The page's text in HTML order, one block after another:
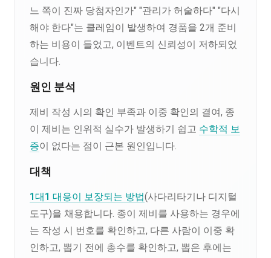
느 쪽이 진짜 당첨자인가" "관리가 허술하다" "다시
해야 한다"는 클레임이 발생하여 경품을 2개 준비
하는 비용이 들었고, 이벤트의 신뢰성이 저하되었
습니다.
원인 분석
제비 작성 시의 확인 부족과 이중 확인의 결여, 종
이 제비는 인위적 실수가 발생하기 쉽고 수학적 보
증이 없다는 점이 근본 원인입니다.
대책
1대1 대응이 보장되는 방법(사다리타기나 디지털
도구)을 채용합니다. 종이 제비를 사용하는 경우에
는 작성 시 번호를 확인하고, 다른 사람이 이중 확
인하고, 뽑기 전에 총수를 확인하고, 뽑은 후에는